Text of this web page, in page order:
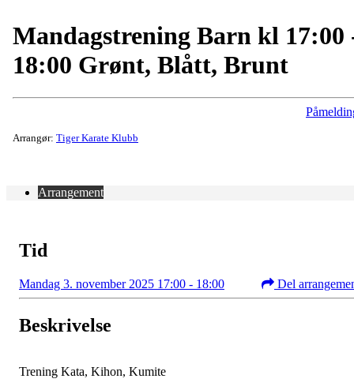
Mandagstrening Barn kl 17:00
18:00 Grønt, Blått, Brunt
Arrangør: Tiger Karate Klubb
Arrangement
Tid
Mandag 3. november 2025 17:00 - 18:00 Del
Beskrivelse
Trening Kata, Kihon, Kumite